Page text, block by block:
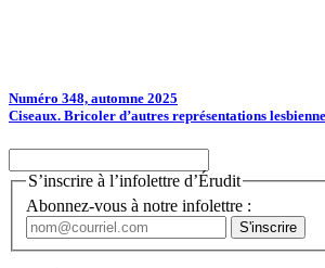
Numéro 348, automne 2025
Ciseaux. Bricoler d’autres représentations
S’inscrire à l’infolettre d’Érudit
Abonnez-vous à notre infolettre :